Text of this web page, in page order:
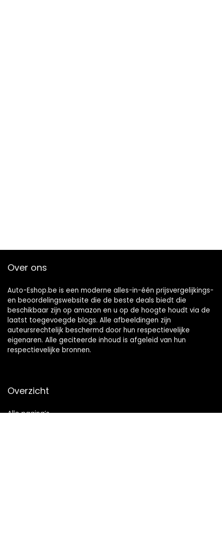
Over ons
Auto-Eshop.be is een moderne alles-in-één prijsvergelijkings-
en beoordelingswebsite die de beste deals biedt die
beschikbaar zijn op amazon en u op de hoogte houdt via de
laatst toegevoegde blogs. Alle afbeeldingen zijn
auteursrechtelijk beschermd door hun respectievelijke
eigenaren. Alle geciteerde inhoud is afgeleid van hun
respectievelijke bronnen.
Overzicht
Alle pagina’s